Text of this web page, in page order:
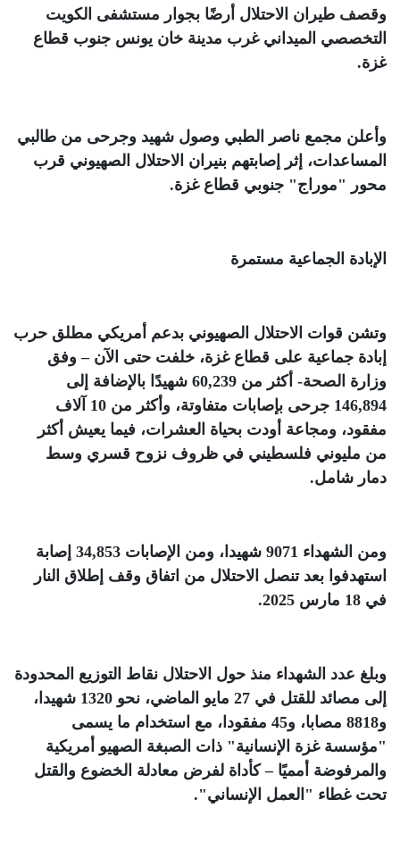
وقصف طيران الاحتلال أرضًا بجوار مستشفى الكويت
التخصصي الميداني غرب مدينة خان يونس جنوب قطاع
غزة.
وأعلن مجمع ناصر الطبي وصول شهيد وجرحى من طالبي
المساعدات، إثر إصابتهم بنيران الاحتلال الصهيوني قرب
محور "موراج" جنوبي قطاع غزة.
الإبادة الجماعية مستمرة
وتشن قوات الاحتلال الصهيوني بدعم أمريكي مطلق حرب
إبادة جماعية على قطاع غزة، خلفت حتى الآن – وفق
وزارة الصحة- أكثر من 60,239 شهيدًا بالإضافة إلى
146,894 جرحى بإصابات متفاوتة، وأكثر من 10 آلاف
مفقود، ومجاعة أودت بحياة العشرات، فيما يعيش أكثر
من مليوني فلسطيني في ظروف نزوح قسري وسط
دمار شامل.
ومن الشهداء 9071 شهيدا، ومن الإصابات 34,853 إصابة
استهدفوا بعد تنصل الاحتلال من اتفاق وقف إطلاق النار
في 18 مارس 2025
.
وبلغ عدد الشهداء منذ حول الاحتلال نقاط التوزيع المحدودة
إلى مصائد للقتل في 27 مايو الماضي، نحو 1320 شهيدا،
و8818 مصابا، و45 مفقودا، مع استخدام ما يسمى
"مؤسسة غزة الإنسانية" ذات الصبغة الصهيو أمريكية
والمرفوضة أمميًا – كأداة لفرض معادلة الخضوع والقتل
تحت غطاء "العمل الإنساني".